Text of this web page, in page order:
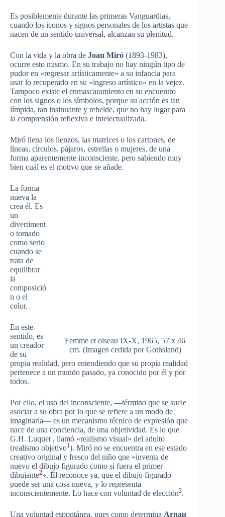
Es posiblemente durante las primeras Vanguardias,
cuando los iconos y signos personales de los artistas que
nacen de un sentido universal, alcanzan su plenitud.
Con la vida y la obra de Joan Miró (1893-1983),
ocurre esto mismo. En su trabajo no hay ningún tipo de
pudor en «regresar artísticamente» a su infancia para
usar lo recuperado en su «ingreso artístico» en la vejez.
Tampoco existe el enmascaramiento en su encuentro
con los signos o los símbolos, porque su acción es tan
límpida, tan insinuante y rebelde, que no hay lugar para
la comprensión reflexiva e intelectualizada.
Miró llena los lienzos, las matrices o los cartones, de
líneas, círculos, pájaros, estrellas o mujeres, de una
forma aparentemente inconsciente, pero sabiendo muy
bien cuál es el motivo que se añade.
Femme et oiseau IX-X, 1965, 57 x 46
cm. (Imagen cedida por Gothsland)
La forma
nueva la
crea él. Es
un
divertiment
o tomado
como serio
cuando se
trata de
equilibrar
la
composició
n o el
color.
En este
sentido, es
un creador
de su
propia realidad, pero entendiendo que su propia realidad
pertenece a un mundo pasado, ya conocido por él y por
todos.
Por ello, el uso del inconsciente, —término que se suele
asociar a su obra por lo que se refiere a un modo de
imaginarla— es un mecanismo técnico de expresión que
nace de una conciencia, de una objetividad. Es lo que
G.H. Luquet , llamó «realismo visual» del adulto
(realismo objetivo1). Miró no se encuentra en ese estado
creativo original y fresco del niño que «inventa de
nuevo el dibujo figurado como si fuera el primer
dibujante2». Él reconoce ya, que el dibujo figurado
puede ser una cosa nueva, y lo representa
inconscientemente. Lo hace con voluntad de elección3.
Una voluntad espontánea, pues como determina Arnau